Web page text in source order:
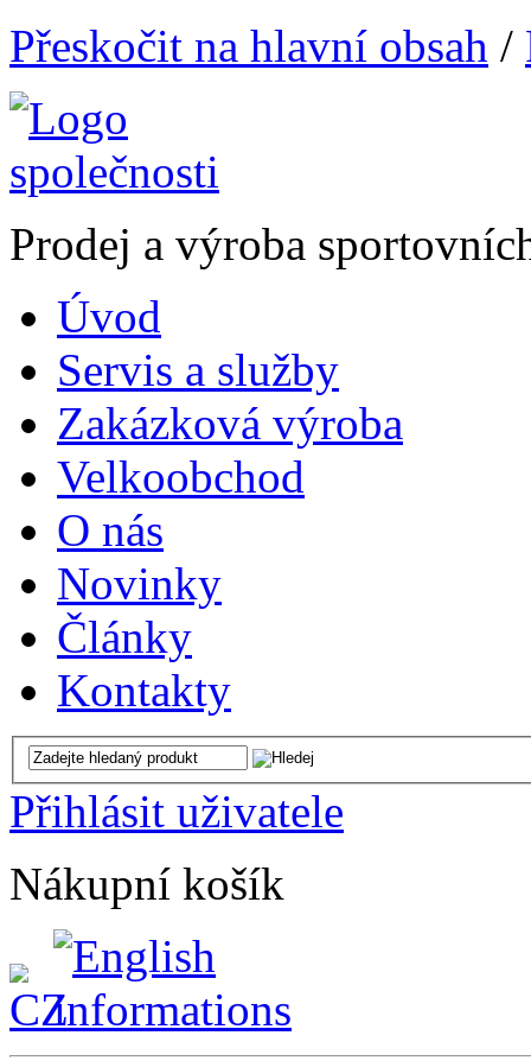
Přeskočit na hlavní obsah /
Prodej a výroba
Úvod
Servis a služby
Zakázková výroba
Velkoobchod
O nás
Novinky
Články
Kontakty
Přihlásit uživatele
Nákupní košík